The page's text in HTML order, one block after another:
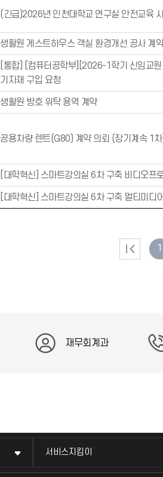
(긴급)2026년 인천대학교 연구실 안전교육
생활원 게스트하우스 객실 환경개선 공사 계약
[통합] [컴퓨터공학부][2026-1학기 신임교
기자재 구입 요청
생활원 방호 위탁 용역 계약
공용차량 렌트(G80) 계약 의뢰 (장기계속 1
[대학혁신] 스마트강의실 6차 구축 비디오
[대학혁신] 스마트강의실 6차 구축 멀티미디
1
재무회계과
서비스지킴이